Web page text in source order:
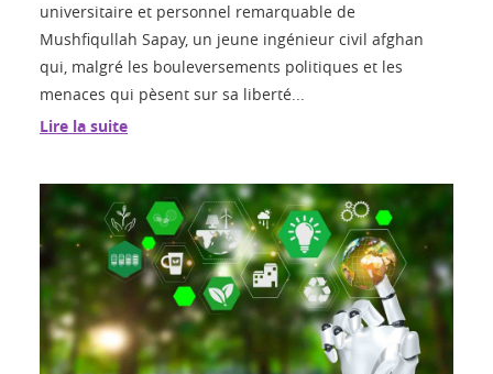
universitaire et personnel remarquable de
Mushfiqullah Sapay, un jeune ingénieur civil afghan
qui, malgré les bouleversements politiques et les
menaces qui pèsent sur sa liberté...
Lire la suite